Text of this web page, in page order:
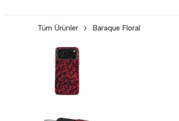
Tüm Ürünler Baraque Floral